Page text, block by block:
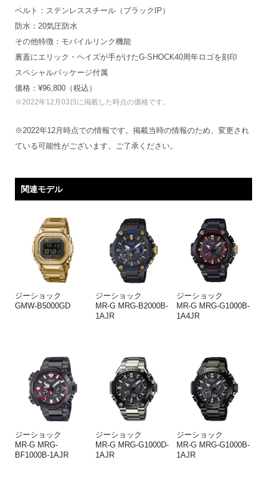
ベルト：ステンレススチール（ブラックIP）
防水：20気圧防水
その他特徴：モバイルリンク機能
裏蓋にエリック・ヘイズが手がけたG-SHOCK40周年ロゴを刻印
スペシャルパッケージ付属
価格：¥96,800（税込）
※2022年12月03日に掲載した時点の価格です。
※2022年12月時点での情報です。掲載当時の情報のため、変更され
ている可能性がございます。ご了承ください。
関連モデル
ジーショック
GMW-B5000GD
ジーショック
MR-G MRG-B2000B-
1AJR
ジーショック
MR-G MRG-G1000B-
1A4JR
ジーショック
MR-G MRG-
BF1000B-1AJR
ジーショック
MR-G MRG-G1000D-
1AJR
ジーショック
MR-G MRG-G1000B-
1AJR